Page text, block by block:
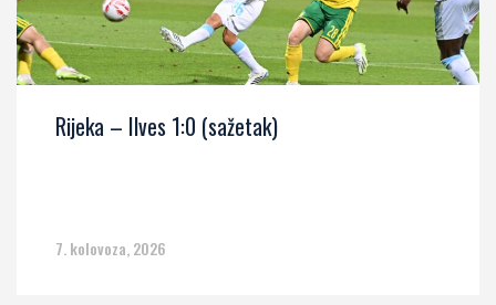
Rijeka – Ilves 1:0 (sažetak)
7. kolovoza, 2026